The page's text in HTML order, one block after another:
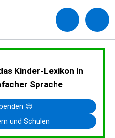
Kinder-Lexikon in
Sprache
😊
und Schulen